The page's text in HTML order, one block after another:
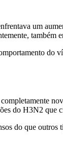
um
também
do
do H3N2 que
do que